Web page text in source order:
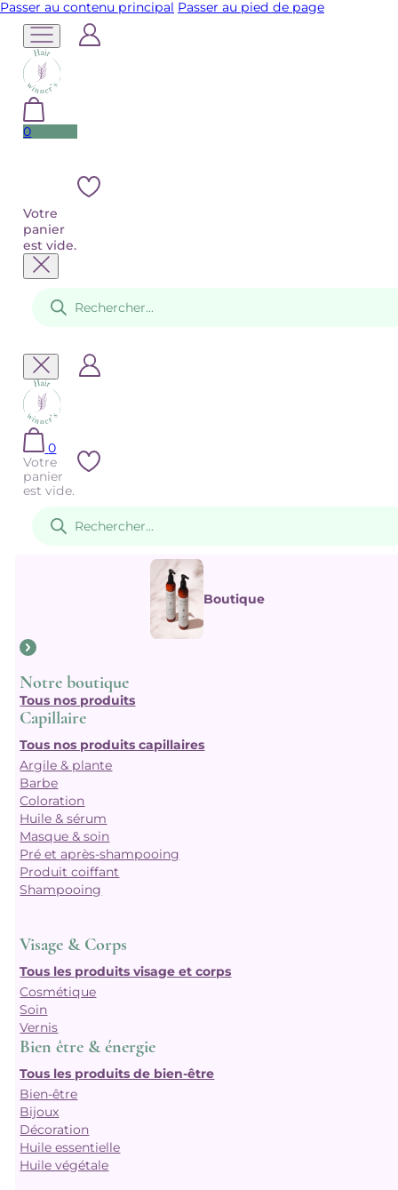
Passer au contenu principal Passer au pied de page
0
Votre
panier
est vide.
produits
0
Votre
panier
est vide.
produits
Boutique
Notre boutique
Tous nos produits
Capillaire
Tous nos produits capillaires
Argile & plante
Barbe
Coloration
Huile & sérum
Masque & soin
Pré et après-shampooing
Produit coiffant
Shampooing
Visage & Corps
Tous les produits visage et corps
Cosmétique
Soin
Vernis
Bien être & énergie
Tous les produits de bien-être
Bien-être
Bijoux
Décoration
Huile essentielle
Huile végétale